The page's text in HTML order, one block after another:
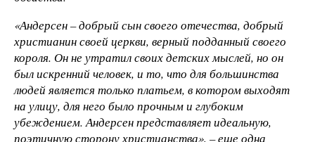
«Андерсен – добрый сын своего отечества, добрый
христианин своей церкви, верный подданный своего
короля. Он не утратил своих детских мыслей, но он
был искренний человек, и то, что для большинства
людей является только платьем, в котором выходят
на улицу, для него было прочным и глубоким
убеждением. Андерсен представляет идеальную,
поэтичную сторону христианства», – еще одна